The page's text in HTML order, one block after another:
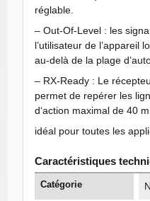
réglable.
– Out-Of-Level : les
l’utilisateur de l’appareil
au-delà de la plage
– RX-Ready : Le
permet de repérer les
d‘action maximal de 40
idéal pour toutes les
Caractéristiques
Catégorie